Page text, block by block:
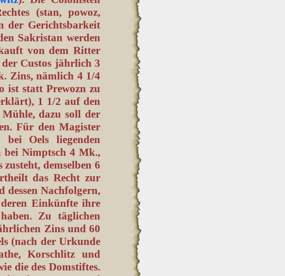
(stan, powoz,
der Gerichtsbarkeit
Sakristan werden
von dem Ritter
Custos jährlich 3
Zins, nämlich 4 1/4
ist statt Prewozn zu
1 1/2 auf den
dazu soll der
Für den Magister
Oels liegenden
bei Nimptsch 4 Mk.,
demselben 6
das Recht zur
dessen Nachfolgern,
Einkünfte ihre
Zu täglichen
Zins und 60
(nach der Urkunde
Korschlitz und
die des Domstiftes.